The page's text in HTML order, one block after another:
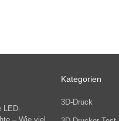
LED-
Kategorien
3D-Druck